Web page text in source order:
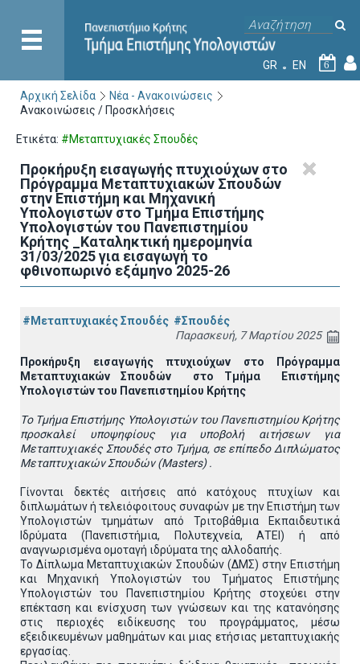
GR EN 6
Αρχική Σελίδα
Νέα - Ανακοινώσεις
Ανακοινώσεις / Προσκλήσεις
Ετικέτα: #Μεταπτυχιακές Σπουδές
Προκήρυξη εισαγωγής πτυχιούχων στo
Πρόγραμμα Μεταπτυχιακών Σπουδών
στην Επιστήμη και Μηχανική
Υπολογιστών στο Τμήμα Eπιστήμης
Υπολογιστών του Πανεπιστημίου
Κρήτης _Καταληκτική ημερομηνία
31/03/2025 για εισαγωγή το
φθινοπωρινό εξάμηνο 2025-26
#Μεταπτυχιακές Σπουδές #Σπουδές
Παρασκευή, 7 Μαρτίου 2025
Προκήρυξη εισαγωγής πτυχιούχων στo Πρόγραμμα
Μεταπτυχιακών Σπουδών στο Τμήμα
Eπιστήμης
Υπολογιστών του Πανεπιστημίου Κρήτης
Tο Tμήμα Επιστήμης Υπολογιστών του Πανεπιστημίου Κρήτης
προσκαλεί υποψηφίους για υποβολή αιτήσεων
για
Μεταπτυχιακές Σπουδές στο Τμήμα, σε επίπεδο Διπλώματος
Μεταπτυχιακών Σπουδών (Masters) .
Γίνονται δεκτές αιτήσεις από κατόχους πτυχίων και
διπλωμάτων ή τελειόφοιτους συναφών με την Επιστήμη των
Υπολογιστών τμημάτων από Τριτοβάθμια Εκπαιδευτικά
Ιδρύματα (Πανεπιστήμια, Πολυτεχνεία, ΑΤΕΙ) ή από
αναγνωρισμένα ομοταγή ιδρύματα της αλλοδαπής.
To Δίπλωμα Μεταπτυχιακών Σπουδών (ΔΜΣ) στην Επιστήμη
και Μηχανική Υπολογιστών του Τμήματος Επιστήμης
Υπολογιστών του Πανεπιστημίου Κρήτης στοχεύει στην
επέκταση και ενίσχυση των γνώσεων και της κατανόησης
στις περιοχές ειδίκευσης του προγράμματος, μέσω
εξειδικευμένων μαθημάτων και μιας ετήσιας μεταπτυχιακής
εργασίας.